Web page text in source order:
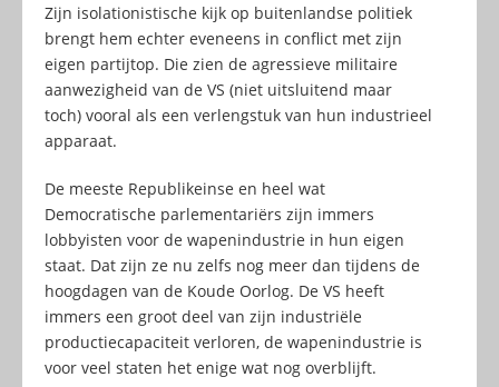
Zijn isolationistische kijk op buitenlandse politiek
brengt hem echter eveneens in conflict met zijn
eigen partijtop. Die zien de agressieve militaire
aanwezigheid van de VS (niet uitsluitend maar
toch) vooral als een verlengstuk van hun industrieel
apparaat.
De meeste Republikeinse en heel wat
Democratische parlementariërs zijn immers
lobbyisten voor de wapenindustrie in hun eigen
staat. Dat zijn ze nu zelfs nog meer dan tijdens de
hoogdagen van de Koude Oorlog. De VS heeft
immers een groot deel van zijn industriële
productiecapaciteit verloren, de wapenindustrie is
voor veel staten het enige wat nog overblijft.